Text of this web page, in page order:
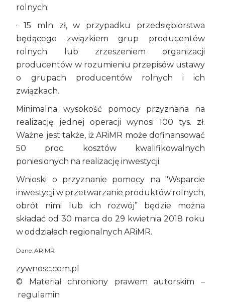
rolnych;
· 15 mln zł, w przypadku przedsiębiorstwa
będącego związkiem grup producentów
rolnych lub zrzeszeniem organizacji
producentów w rozumieniu przepisów ustawy
o grupach producentów rolnych i ich
związkach.
Minimalna wysokość pomocy przyznana na
realizację jednej operacji wynosi 100 tys. zł.
Ważne jest także, iż ARiMR może dofinansować
50 proc. kosztów kwalifikowalnych
poniesionych na realizację inwestycji.
Wnioski o przyznanie pomocy na "Wsparcie
inwestycji w przetwarzanie produktów rolnych,
obrót nimi lub ich rozwój” będzie można
składać od 30 marca do 29 kwietnia 2018 roku
w oddziałach regionalnych ARiMR.
Dane: ARiMR
zywnosc.com.pl
© Materiał chroniony prawem autorskim –
regulamin